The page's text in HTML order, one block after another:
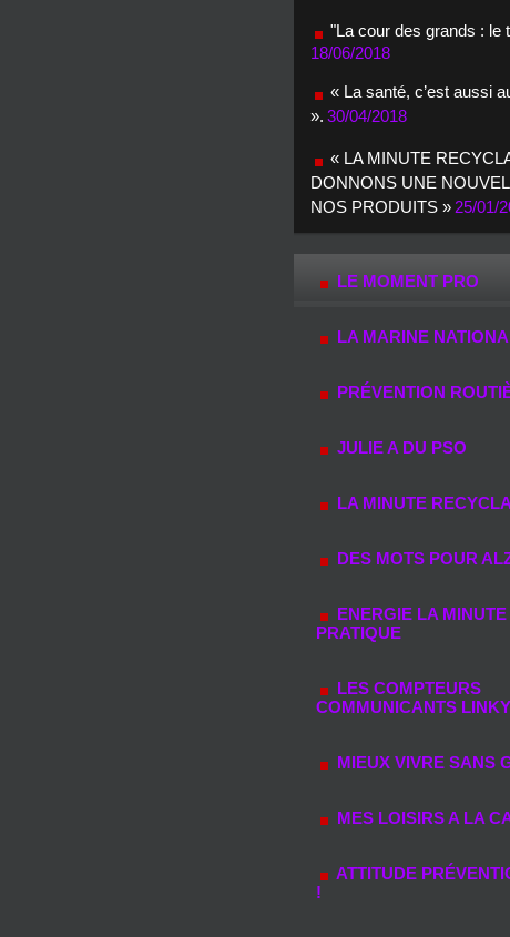
"La cour des grands : le
18/06/2018
« La santé, c’est aussi
». 30/04/2018
« LA MINUTE
DONNONS UNE
NOS PRODUITS » 25/01/
LE MOMENT PRO
LA MARINE
PRÉVENTION
JULIE A DU PSO
LA MINUTE
DES MOTS POUR
ENERGIE LA MINUTE
PRATIQUE
LES COMPTEURS
COMMUNICANTS LINKY
MIEUX VIVRE SANS
MES LOISIRS A LA
ATTITUDE
!